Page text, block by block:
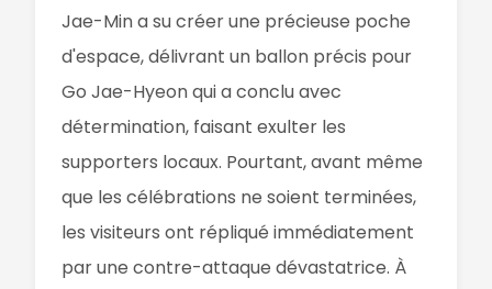
Jae-Min a su créer une précieuse poche
d'espace, délivrant un ballon précis pour
Go Jae-Hyeon qui a conclu avec
détermination, faisant exulter les
supporters locaux. Pourtant, avant même
que les célébrations ne soient terminées,
les visiteurs ont répliqué immédiatement
par une contre-attaque dévastatrice. À